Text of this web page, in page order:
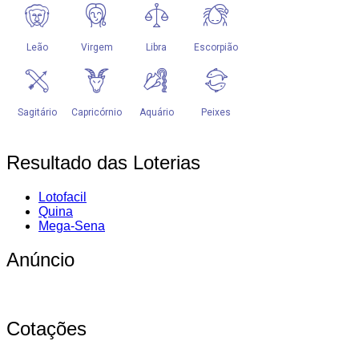
Resultado das Loterias
Lotofacil
Quina
Mega-Sena
Anúncio
Cotações